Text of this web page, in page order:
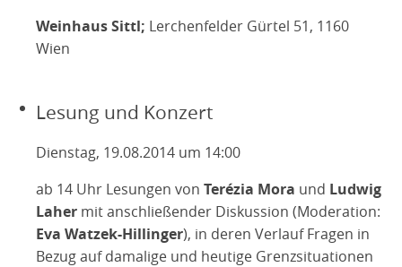
Weinhaus Sittl; Lerchenfelder Gürtel 51, 1160
Wien
Lesung und Konzert
Dienstag, 19.08.2014 um 14:00
ab 14 Uhr Lesungen von Terézia Mora und Ludwig
Laher mit anschließender Diskussion (Moderation:
Eva Watzek-Hillinger), in deren Verlauf Fragen in
Bezug auf damalige und heutige Grenzsituationen